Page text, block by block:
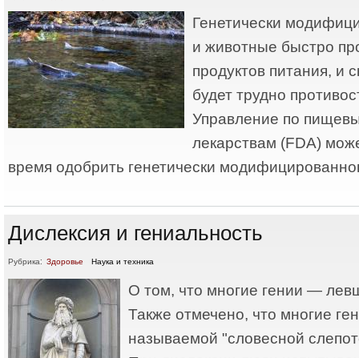
Генетически
и животные быстро
продуктов питания, и
будет трудно
Управление по
лекарствам (FDA)
время одобрить генетически
Дислексия и гениальность
Рубрика: Здоровье Наука и техника
О том, что многие гении —
Также отмечено, что многие
называемой "словесной